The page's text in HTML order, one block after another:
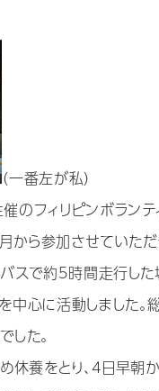
（一番左が私）
のフィリピンボラン
ら参加させていただ
スで約5時間走行し
中心に活動しました
た。
養をとり、4日早朝